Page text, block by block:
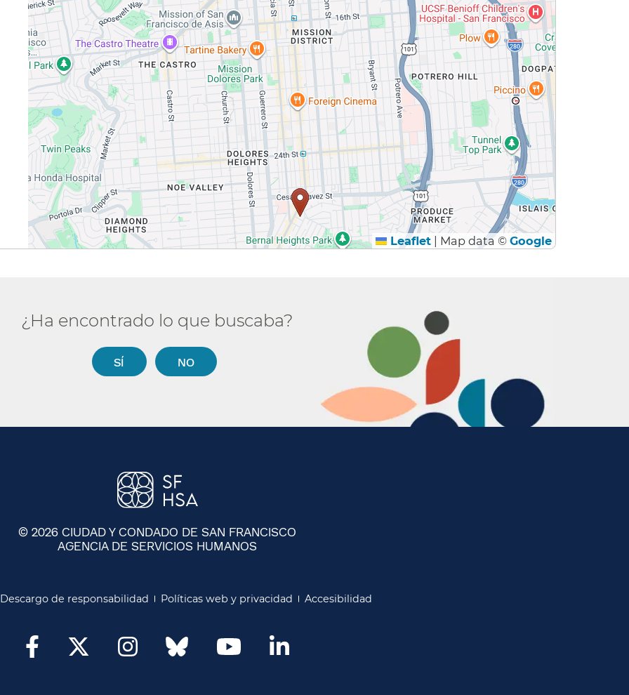
Leaflet Map data © Google
¿Ha encontrado lo que buscaba?​​
SÍ​​ NO​​
© 2026 CIUDAD Y CONDADO DE SAN FRANCISCO
AGENCIA DE SERVICIOS HUMANOS
Descargo de responsabilidad​​ Políticas web y privacidad​​ Accesibilidad​​